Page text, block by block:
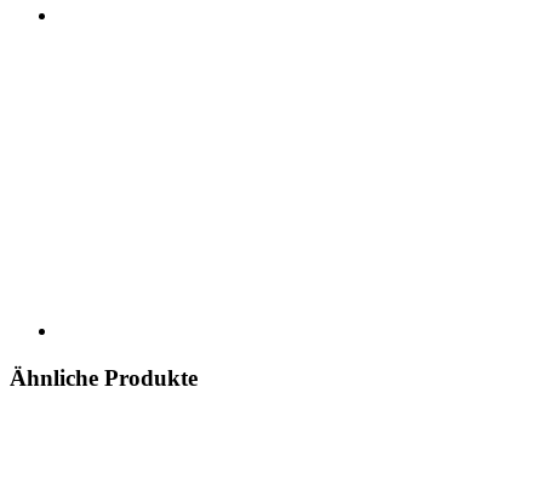
Ähnliche Produkte